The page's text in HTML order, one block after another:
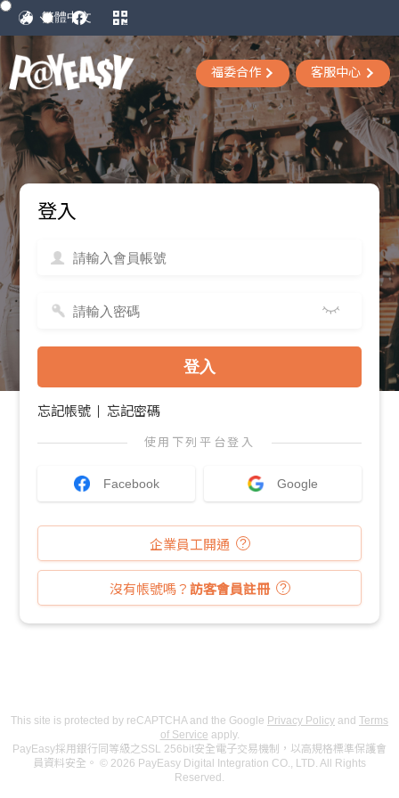
福委合作 客服中心
登入
忘記帳號 忘記密碼
使用下列平台登入
Facebook Google
企業員工開通
沒有帳號嗎？ 訪客會員註冊
This site is protected by reCAPTCHA and the Google Privacy Policy and Terms
of Service apply.
PayEasy採用銀行同等級之SSL 256bit安全電子交易機制，以高規格標準保護會
員資料安全。 © 2026 PayEasy Digital Integration CO., LTD. All Rights
Reserved.